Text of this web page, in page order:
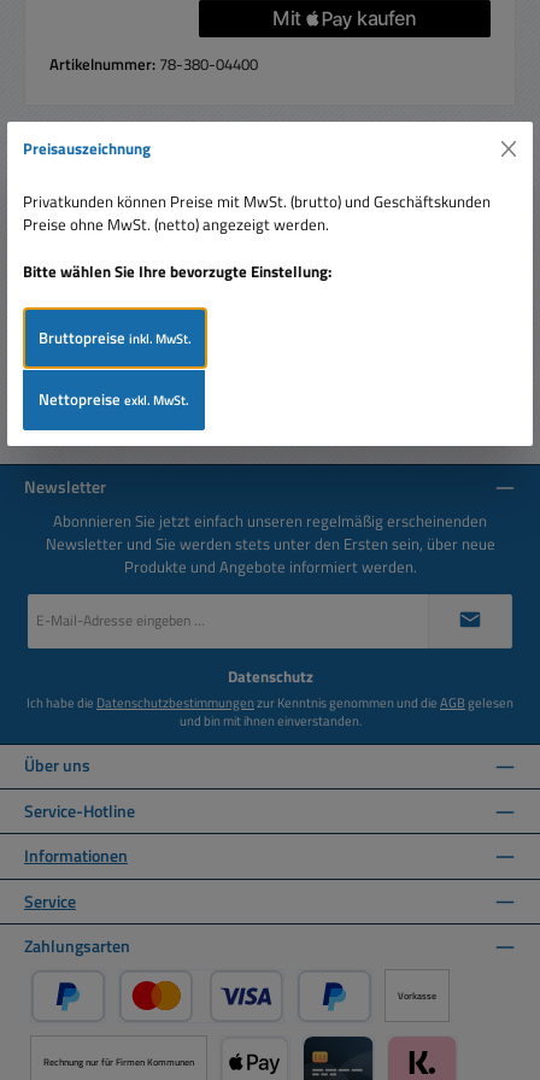
Artikelnummer: 78-380-04400
USB Ladegerät USB mit Micro USB Kabel Eingansspannung:
230V ( 100-240V Autom. ) Ausgangsspannung: 5V
Bewertungen
Newsletter
Abonnieren Sie jetzt einfach unseren regelmäßig erscheinenden
Newsletter und Sie werden stets unter den Ersten sein, über neue
Produkte und Angebote informiert werden.
Mail-
Datenschutz
Ich habe die Datenschutzbestimmungenzur Kenntnis genommen und dieAGBgelesen
und bin mit ihnen einverstanden.
Über uns
Service-Hotline
Informationen
Service
Zahlungsarten
PayPal Kredit- oder Debitkarte über PayPal
Später Bezahlen über PayPal
Vorkasse
Rechnung nur für Firmen Kommunen
Preisauszeichnung
Privatkunden können Preise mit MwSt. (brutto) und Geschäftskunden
Preise ohne MwSt. (netto) angezeigt werden.
Bitte wählen Sie Ihre bevorzugte Einstellung:
Bruttopreiseinkl. MwSt.
Nettopreiseexkl. MwSt.